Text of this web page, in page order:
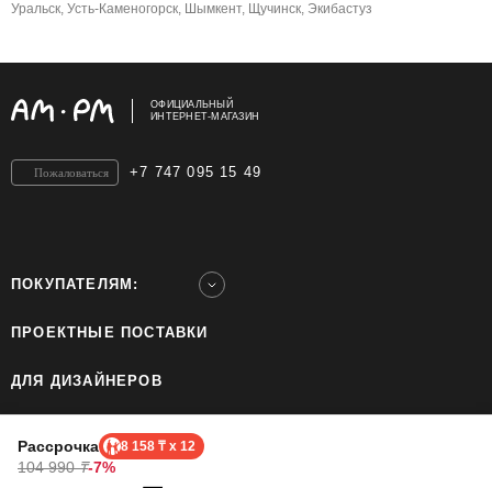
Рассрочка 8 158 ₸ x 12
104 990₸-7%
Уральск, Усть-Каменогорск, Шымкент, Щучинск, Экибастуз
ОФИЦИАЛЬНЫЙ
ИНТЕРНЕТ-МАГАЗИН
+7 747 095 15 49
Пожаловаться
ПОКУПАТЕЛЯМ:
ПРОЕКТНЫЕ ПОСТАВКИ
ДЛЯ ДИЗАЙНЕРОВ